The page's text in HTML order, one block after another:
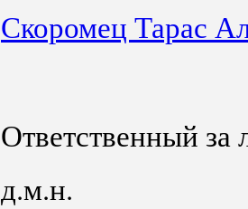
Скоромец Тарас
Ответственный за
д.м.н.